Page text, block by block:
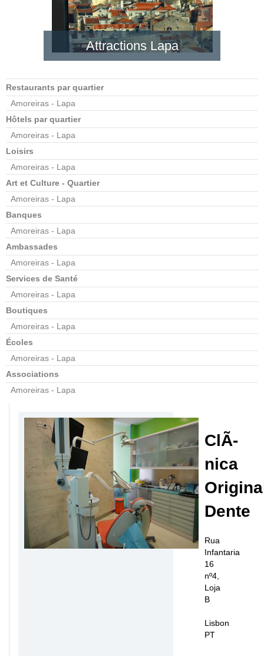
Attractions Lapa
Restaurants par quartier
Amoreiras - Lapa
Hôtels par quartier
Amoreiras - Lapa
Loisirs
Amoreiras - Lapa
Art et Culture - Quartier
Amoreiras - Lapa
Banques
Amoreiras - Lapa
Ambassades
Amoreiras - Lapa
Services de Santé
Amoreiras - Lapa
Boutiques
Amoreiras - Lapa
Écoles
Amoreiras - Lapa
Associations
Amoreiras - Lapa
ClÃ­
nica
Dente
Rua
Infantaria
16
nº4,
Loja
B
Lisbon
PT